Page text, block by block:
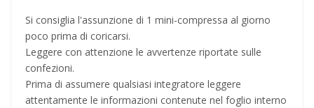
Si consiglia l'assunzione di 1 mini-compressa al giorno
poco prima di coricarsi.
Leggere con attenzione le avvertenze riportate sulle
confezioni.
Prima di assumere qualsiasi integratore leggere
attentamente le informazioni contenute nel foglio interno